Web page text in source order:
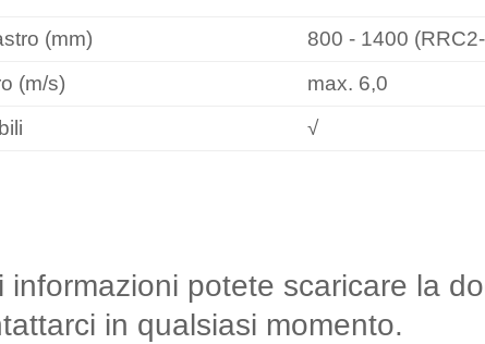
(mm)
800 - 1400
(m/s)
max. 6,0
√
informazioni potete scaricare la
in qualsiasi momento.